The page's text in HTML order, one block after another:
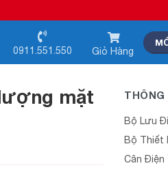
0911.551.550 Giỏ Hàng
mặt
THÔNG
Bộ Lưu
Bộ Thiết
Cân Điện